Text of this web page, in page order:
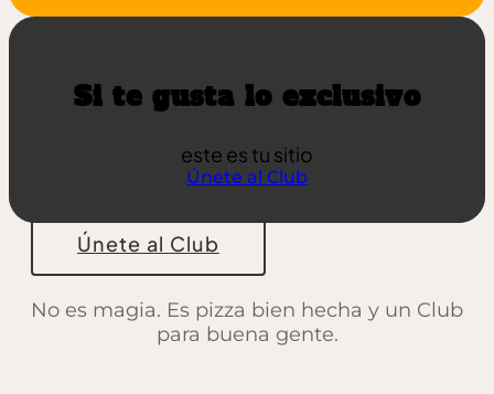
Si te gusta lo exclusivo
este es tu sitio
Únete al Club
Únete al Club
No es magia. Es pizza bien hecha y un Club
para buena gente.